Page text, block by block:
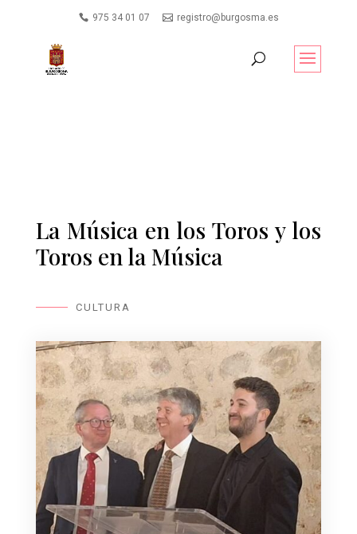
975 34 01 07 registro@burgosma.es
La Música en los Toros y los
Toros en la Música
CULTURA